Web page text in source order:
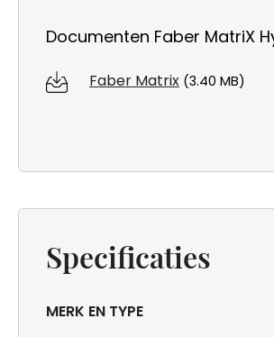
Documenten Faber MatriX
Faber Matrix (3.40 MB)
Specificaties
MERK EN TYPE